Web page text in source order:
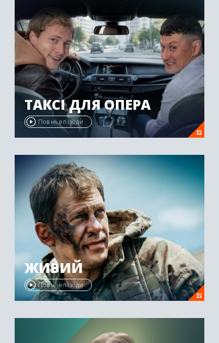
ТАКСІ ДЛЯ ОПЕРА
Повні епізоди
ЖИВИЙ
Повні епізоди